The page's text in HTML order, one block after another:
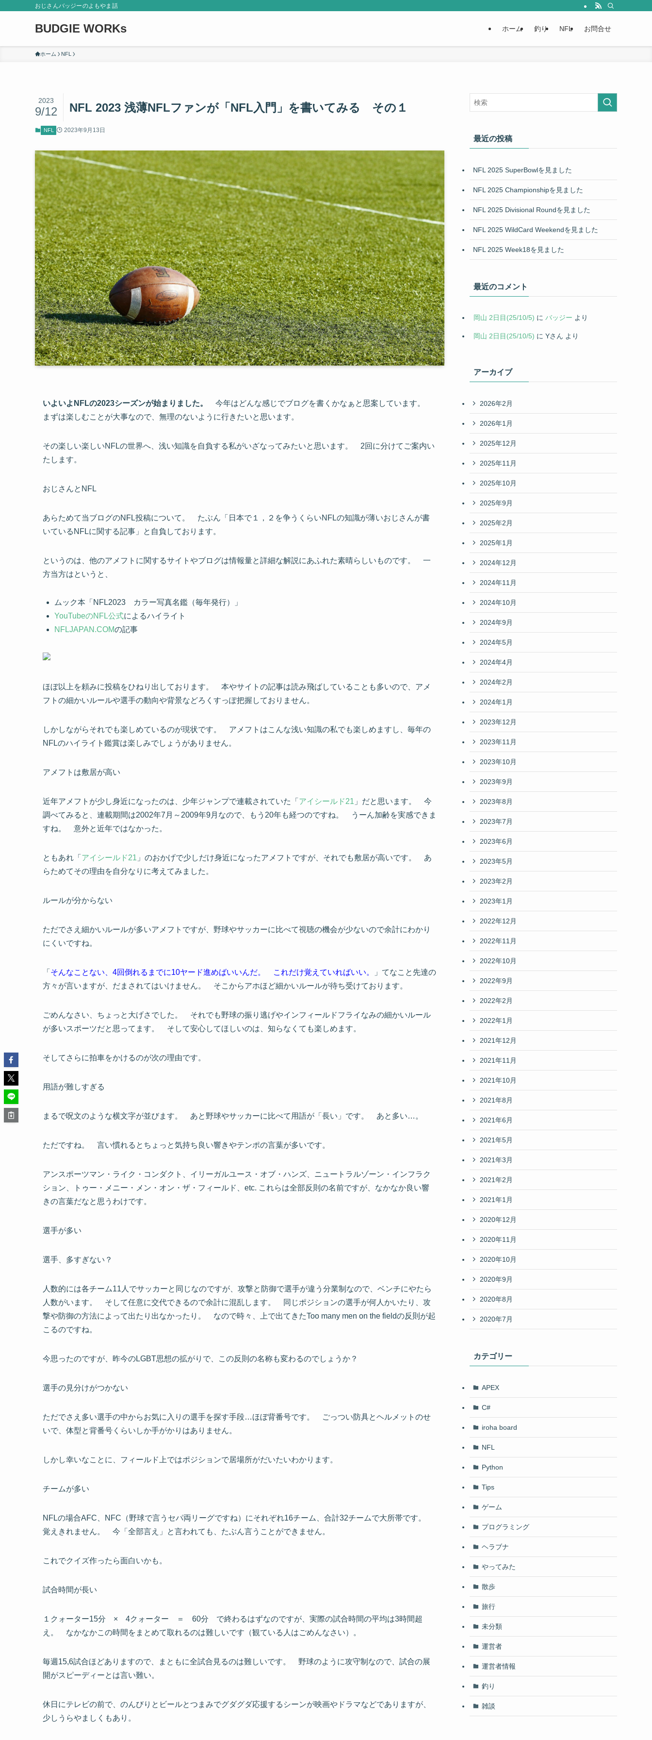
おじさんバッジーのよもやま話
BUDGIE WORKs ホーム 釣り NFL お問合せ
ホーム NFL
NFL 2023 浅薄NFLファンが「NFL入門」を書いてみる その１
2023
9/12
NFL 2023年9月13日
いよいよNFLの2023シーズンが始まりました。
今年はどんな感じでブログを書くかなぁと思案しています。
まずは楽しむことが大事なので、無理のないように行きたいと思います。
その楽しい楽しいNFLの世界へ、浅い知識を自負する私がいざなってみたいと思います。 2回に分けてご案内い
たします。
おじさんとNFL
あらためて当ブログのNFL投稿について。 たぶん「 日本で１，２を争うくらいNFLの知識が薄いおじさんが書
いているNFLに関する記事 」と自負しております。
というのは、他のアメフトに関するサイトやブログは情報量と詳細な解説にあふれた素晴らしいものです。 一
方当方はというと、
ムック本「NFL2023 カラー写真名鑑（毎年発行）」
YouTubeのNFL公式によるハイライト
NFLJAPAN.COMの記事
ほぼ以上を頼みに投稿をひねり出しております。 本やサイトの記事は読み飛ばしていることも多いので、 アメ
フトの細かいルールや選手の動向や背景などろくすっぽ把握しておりません。
しかしながらそれでも楽しめているのが現状です。 アメフトはこんな浅い知識の私でも楽しめますし、毎年の
NFLのハイライト鑑賞は楽しみでしょうがありません。
アメフトは敷居が高い
近年アメフトが少し身近になったのは、少年ジャンプで連載されていた「 アイシールド21 」だと思います。 今
調べてみると、連載期間は2002年7月～2009年9月なので、もう20年も経つのですね。 うーん加齢を実感できま
すね。 意外と近年ではなかった。
ともあれ「 アイシールド21 」のおかげで少しだけ身近になったアメフトですが、それでも敷居が高いです。 あ
らためてその理由を自分なりに考えてみました。
ルールが分からない
ただでさえ細かいルールが多いアメフトですが、野球やサッカーに比べて視聴の機会が少ないので余計にわかり
にくいですね。
「 そんなことない、4回倒れるまでに10ヤード進めばいいんだ。 これだけ覚えていればいい。
」てなこと先達の
方々が言いますが、 だまされてはいけません。 そこからアホほど細かいルールが待ち受けております。
ごめんなさい、ちょっと大げさでした。 それでも野球の振り逃げやインフィールドフライなみの細かいルール
が多いスポーツだと思ってます。 そして安心してほしいのは、知らなくても楽しめます。
そしてさらに拍車をかけるのが次の理由です。
用語が難しすぎる
まるで呪文のような横文字が並びます。 あと野球やサッカーに比べて用語が「長い」です。 あと多い…。
ただですね。 言い慣れるとちょっと気持ち良い響きやテンポの言葉が多いです。
アンスポーツマン・ライク・コンダクト、イリーガルユース・オブ・ハンズ、ニュートラルゾーン・インフラク
ション、トゥー・メニー・メン・オン・ザ・フィールド、etc. これらは全部反則の名前ですが、なかなか良い響
きの言葉だなと思うわけです。
選手が多い
選手、多すぎない？
人数的には各チーム11人でサッカーと同じなのですが、攻撃と防御で選手が違う分業制なので、ベンチにやたら
人数がいます。 そして任意に交代できるので余計に混乱します。 同じポジションの選手が何人かいたり、攻
撃や防御の方法によって出たり出なかったり。 なので時々、上で出てきたToo many men on the fieldの反則が起
こるのですね。
今思ったのですが、昨今のLGBT思想の拡がりで、この反則の名称も変わるのでしょうか？
選手の見分けがつかない
ただでさえ多い選手の中からお気に入りの選手を探す手段…ほぼ背番号です。
ごっつい防具とヘルメットのせ
いで、体型と背番号くらいしか手がかりはありません。
しかし幸いなことに、フィールド上ではポジションで居場所がだいたいわかります。
チームが多い
NFLの場合AFC、NFC（野球で言うセパ両リーグですね）にそれぞれ16チーム、合計32チームで大所帯です。
覚えきれません。 今「全部言え」と言われても、たぶん言うことができません。
これでクイズ作ったら面白いかも。
試合時間が長い
１クォーター15分 × 4クォーター ＝ 60分 で終わるはずなのですが、実際の試合時間の平均は3時間超
え。 なかなかこの時間をまとめて取れるのは難しいです（観ている人はごめんなさい）。
毎週15,6試合ほどありますので、まともに全試合見るのは難しいです。 野球のように攻守制なので、試合の展
開がスピーディーとは言い難い。
休日にテレビの前で、のんびりとビールとつまみでグダグダ応援するシーンが映画やドラマなどでありますが、
少しうらやましくもあり。
最近の投稿
NFL 2025 SuperBowlを見ました
NFL 2025 Championshipを見ました
NFL 2025 Divisional Roundを見ました
NFL 2025 WildCard Weekendを見ました
NFL 2025 Week18を見ました
最近のコメント
岡山 2日目(25/10/5) に バッジー より
岡山 2日目(25/10/5) に Yさん より
アーカイブ
2026年2月
2026年1月
2025年12月
2025年11月
2025年10月
2025年9月
2025年2月
2025年1月
2024年12月
2024年11月
2024年10月
2024年9月
2024年5月
2024年4月
2024年2月
2024年1月
2023年12月
2023年11月
2023年10月
2023年9月
2023年8月
2023年7月
2023年6月
2023年5月
2023年2月
2023年1月
2022年12月
2022年11月
2022年10月
2022年9月
2022年2月
2022年1月
2021年12月
2021年11月
2021年10月
2021年8月
2021年6月
2021年5月
2021年3月
2021年2月
2021年1月
2020年12月
2020年11月
2020年10月
2020年9月
2020年8月
2020年7月
カテゴリー
APEX
C#
iroha board
NFL
Python
Tips
ゲーム
プログラミング
ヘラブナ
やってみた
散歩
旅行
未分類
運営者
運営者情報
釣り
雑談